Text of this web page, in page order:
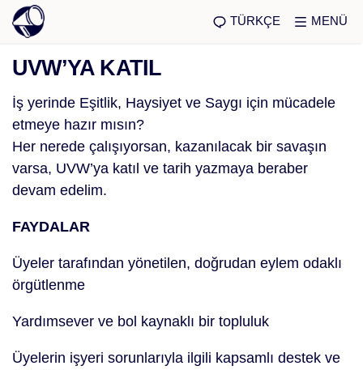
TÜRKÇE MENÜ
UVW’YA KATIL
İş yerinde Eşitlik, Haysiyet ve Saygı için mücadele
etmeye hazır mısın?
Her nerede çalışıyorsan, kazanılacak bir savaşın
varsa, UVW’ya katıl ve tarih yazmaya beraber
devam edelim.
FAYDALAR
Üyeler tarafından yönetilen, doğrudan eylem odaklı
örgütlenme
Yardımsever ve bol kaynaklı bir topluluk
Üyelerin işyeri sorunlarıyla ilgili kapsamlı destek ve